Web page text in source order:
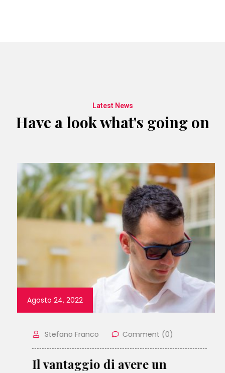
Latest News
Have a look what's going on
Agosto 24, 2022
Stefano Franco Comment (0)
Il vantaggio di avere un